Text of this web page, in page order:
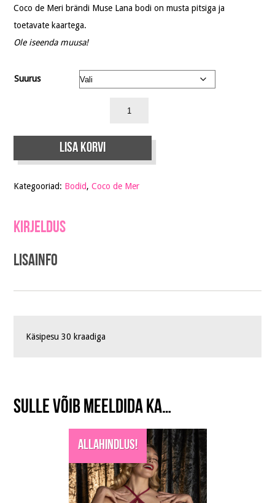
Coco de Meri brändi Muse Lana bodi on musta pitsiga ja
toetavate kaartega.
Ole iseenda muusa!
Suurus
Lisa korvi
Kategooriad: Bodid,Coco de Mer
Kirjeldus
Lisainfo
Käsipesu 30 kraadiga
Sulle võib meeldida ka…
Allahindlus!